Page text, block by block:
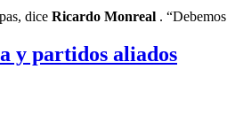
dice Ricardo Monreal .
y partidos aliados